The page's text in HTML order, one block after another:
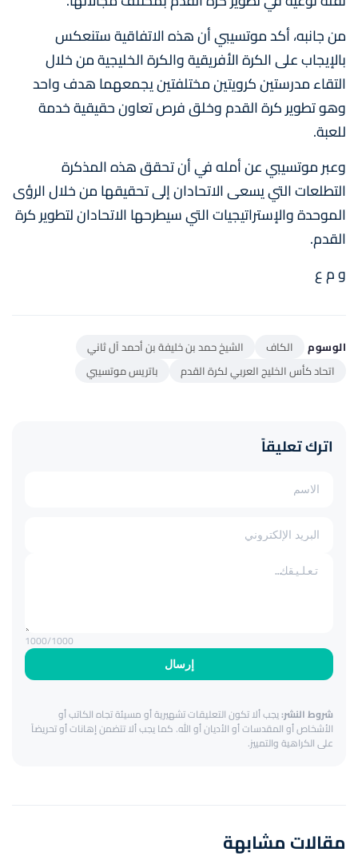
من جانبه، أكد موتسيبي أن هذه الاتفاقية ستنعكس
بالإيجاب على الكرة الأفريقية والكرة الخليجية من خلال
التقاء مدرستين كرويتين مختلفتين يجمعهما هدف واحد
وهو تطوير كرة القدم وخلق فرص تعاون حقيقية خدمة
للعبة.
وعبر موتسيبي عن أمله في أن تحقق هذه المذكرة
التطلعات التي يسعى الاتحادان إلى تحقيقها من خلال الرؤى
الموحدة والإستراتيجيات التي سيطرحها الاتحادان لتطوير كرة
القدم.
و م ع
الوسوم الكاف
الشيخ حمد بن خليفة بن أحمد آل ثاني
اتحاد كأس الخليج العربي لكرة القدم
باتريس موتسيبي
اترك تعليقاً
إرسال
1000/1000
شروط النشر:يجب ألا تكون التعليقات تشهيرية أو مسيئة تجاه الكاتب أو
الأشخاص أو المقدسات أو الأديان أو الله. كما يجب ألا تتضمن إهانات أو تحريضاً
على الكراهية والتمييز.
مقالات مشابهة